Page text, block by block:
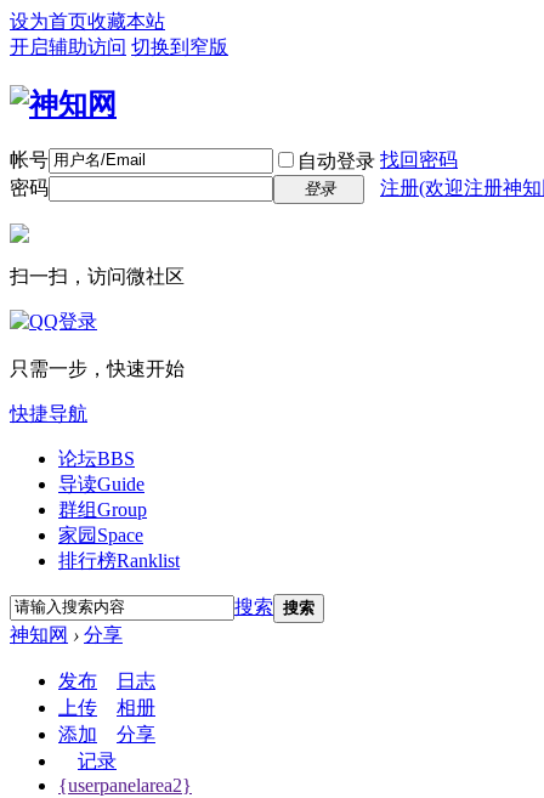
设为首页收藏本站
开启辅助访问 切换到窄版
帐号 自动登录 找回密码
密码
登录 注册(欢迎注册神
扫一扫，访问微社区
只需一步，快速开始
快捷导航
论坛BBS
导读Guide
群组Group
家园 Space
排行榜Ranklist
搜索 搜索
神知网 › 分享
发布
日志
上传
相册
添加
分享
记录
{userpanelarea2}